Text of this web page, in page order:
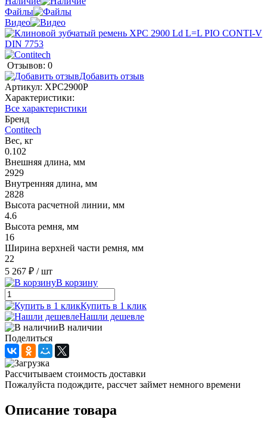
Файлы
Видео
Отзывов: 0
Добавить отзыв
Артикул: XPC2900P
Характеристики:
Все характеристики
Бренд
Contitech
Вес, кг
0.102
Внешняя длина, мм
2929
Внутренняя длина, мм
2828
Высота расчетной линии, мм
4.6
Высота ремня, мм
16
Ширина верхней части ремня, мм
22
5 267 ₽ / шт
В корзину
Купить в 1 клик
Нашли дешевле
В наличии
Поделиться
Рассчитываем стоимость доставки
Пожалуйста подождите, рассчет займет немного времени
Описание товара